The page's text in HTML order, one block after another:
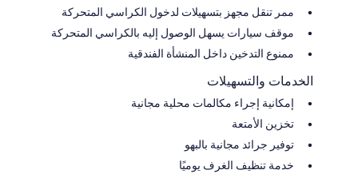
ممر تنقل مجهز بتسهيلات لدخول الكراسي المتحركة
موقف سيارات يسهل الوصول إليه بالكراسي المتحركة
ممنوع التدخين داخل المنشأة الفندقية
الخدمات والتسهيلات
إمكانية إجراء مكالمات محلية مجانية
تخزين الأمتعة
توفير جرائد مجانية بالبهو
خدمة تنظيف الغرف يوميًا